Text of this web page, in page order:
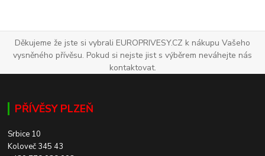
Děkujeme že jste si vybrali EUROPRIVESY.CZ k nákupu Vašeho
vysněného přívěsu. Pokud si nejste jist s výběrem neváhejte nás
kontaktovat.
PŘÍVĚSY PLZEŇ
Srbice 10
Koloveč 345 43